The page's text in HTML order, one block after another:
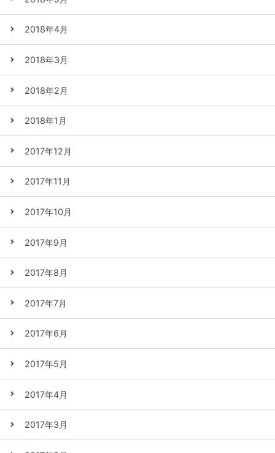
2018年4月
2018年3月
2018年2月
2018年1月
2017年12月
2017年11月
2017年10月
2017年9月
2017年8月
2017年7月
2017年6月
2017年5月
2017年4月
2017年3月